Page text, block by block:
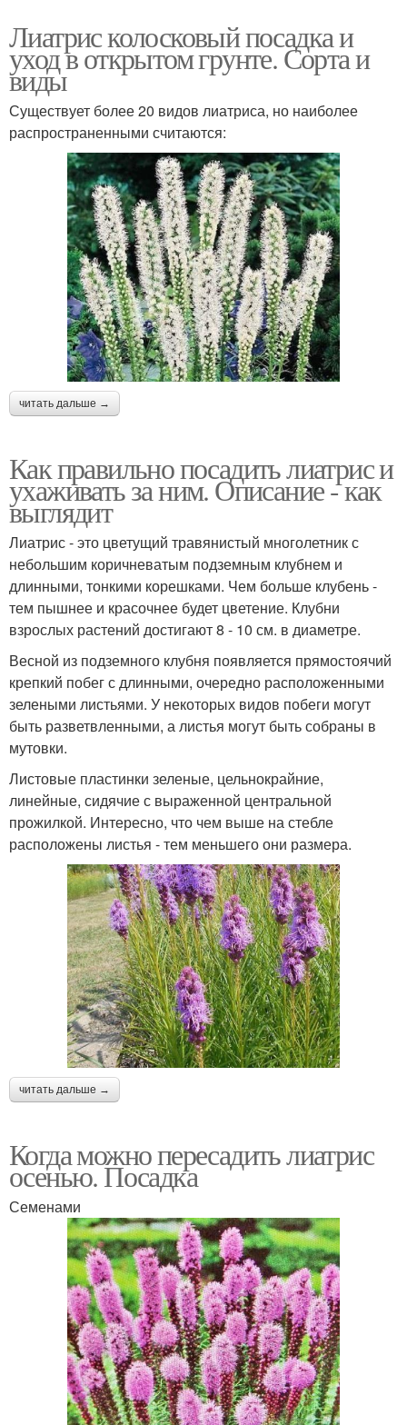
Лиатрис колосковый посадка и
уход в открытом грунте. Сорта и
виды
Существует более 20 видов лиатриса, но наиболее
распространенными считаются:
читать дальше →
Как правильно посадить лиатрис и
ухаживать за ним. Описание - как
выглядит
Лиатрис - это цветущий травянистый многолетник с
небольшим коричневатым подземным клубнем и
длинными, тонкими корешками. Чем больше клубень -
тем пышнее и красочнее будет цветение. Клубни
взрослых растений достигают 8 - 10 см. в диаметре.
Весной из подземного клубня появляется прямостоячий
крепкий побег с длинными, очередно расположенными
зелеными листьями. У некоторых видов побеги могут
быть разветвленными, а листья могут быть собраны в
мутовки.
Листовые пластинки зеленые, цельнокрайние,
линейные, сидячие с выраженной центральной
прожилкой. Интересно, что чем выше на стебле
расположены листья - тем меньшего они размера.
читать дальше →
Когда можно пересадить лиатрис
осенью. Посадка
Семенами